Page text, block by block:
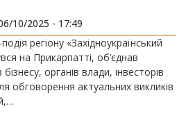
10/2025 - 17:49
регіону «Західноукраїнський
на Прикарпатті, об’єднав
органів влади, інвесторів
обговорення актуальних викликів